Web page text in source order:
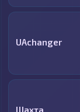
UAchanger
Шахта